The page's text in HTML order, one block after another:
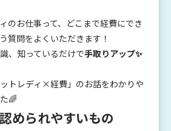
のお仕事って、どこまで経費にでき
質問をよくいただきます！
、知っているだけで手取りアップ✨
トレディ×経費」のお話をわかりや
🌈
められやすいもの